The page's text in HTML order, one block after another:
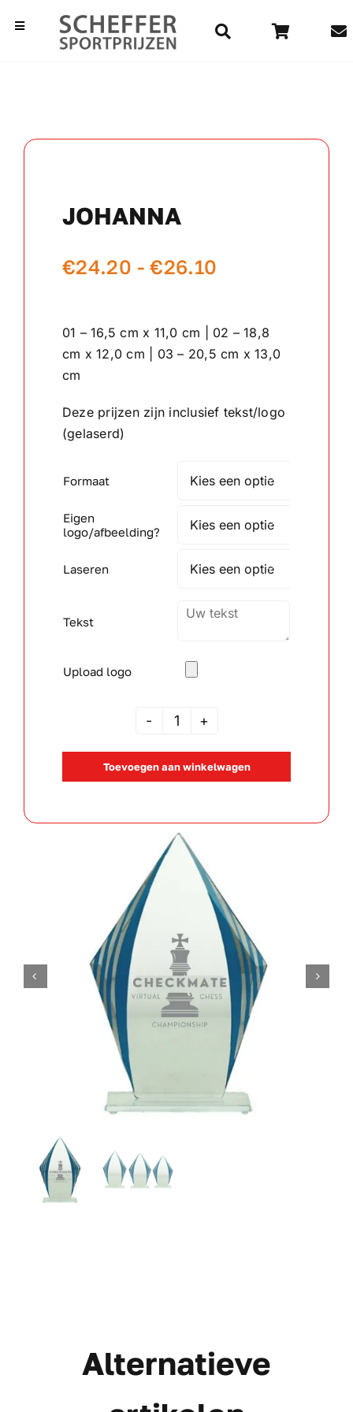
naarToggle
Navigation
Medailles
Kampioensschalen
Rozetten
Crystal/glas
Gepersonaliseerde artikelen
Aanbiedingen
JOHANNA
€24.20 - €26.10
€26.10
01 – 16,5 cm x 11,0 cm | 02 – 18,8
cm x 12,0 cm | 03 – 20,5 cm x 13,0
cm
Deze prijzen zijn inclusief tekst/logo
(gelaserd)
Formaat 
Eigen
logo/afbeelding?

Laseren 
Tekst
Upload logo
JOHANNA
aantal
Toevoegen aan winkelwagen
Alternatieve